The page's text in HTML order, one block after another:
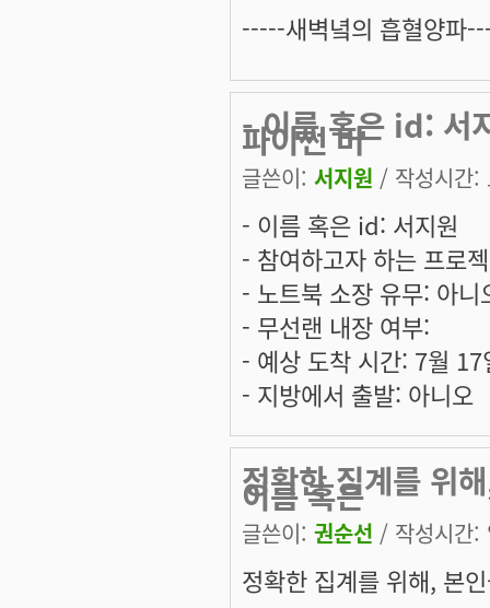
-----새벽녘의 흡혈양파
- 이름 혹은 id: 서
파이썬 버
글쓴이: 서지원 / 작성시간
- 이름 혹은 id: 서지원
- 참여하고자 하는 프로
- 노트북 소장 유무: 아니
- 무선랜 내장 여부:
- 예상 도착 시간: 7월
- 지방에서 출발: 아니오
정확한 집계를 위
이름 혹은
글쓴이: 권순선 / 작성시간
정확한 집계를 위해, 본